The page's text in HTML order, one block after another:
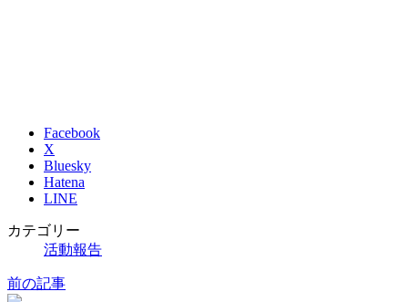
Facebook
X
Bluesky
Hatena
LINE
カテゴリー
活動報告
前の記事